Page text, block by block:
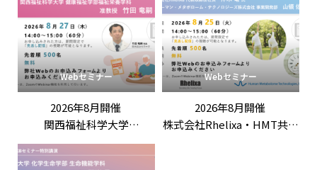
Webセミナー
2026年8月開催
関西福祉科学大学
竹田竜嗣 先生 特別講演
「第3回機能性表示ラボ：
Webセミナー
2026年8月開催
株式会社Rhelixa・HMT共催